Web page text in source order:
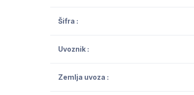
Šifra :
Uvoznik :
Zemlja uvoza :